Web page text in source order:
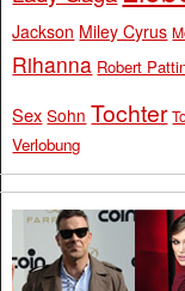
Jackson Miley Cyrus
Rihanna Robert
Sex Sohn Tochter
Verlobung